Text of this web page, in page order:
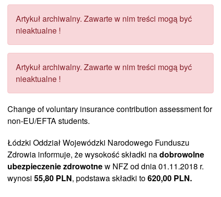
Artykuł archiwalny. Zawarte w nim treści mogą być
nieaktualne !
Artykuł archiwalny. Zawarte w nim treści mogą być
nieaktualne !
Change of voluntary insurance contribution assessment for
non-EU/EFTA students.
Łódzki Oddział Wojewódzki Narodowego Funduszu
Zdrowia informuje, że wysokość składki nadobrowolne
ubezpieczenie zdrowotnew NFZ od dnia 01.11.2018 r.
wynosi 55,80 PLN, podstawa składki to620,00 PLN.